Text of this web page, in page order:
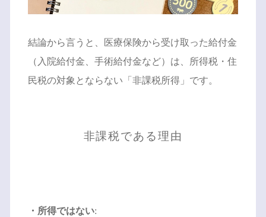
結論から言うと、医療保険から受け取った給付金
（入院給付金、手術給付金など）は、所得税・住
民税の対象とならない「非課税所得」です。
非課税である理由
・所得ではない: